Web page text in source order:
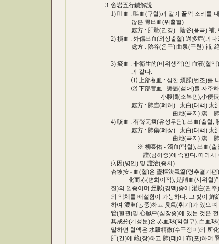
3. 舍岩五行鍼解說
1) 吐血 : 嘔血(구혈)과 같이 꿀꺽 소리를
않은 胃出血(위출혈)
處方 : 肝驚(간경) - 陰谷(음곡) 補, 中
2) 損血 : 外傷出血(외상출혈) 過多症(과다
處方 : 陰谷(음곡) 曲泉(곡천) 補, 絶骨(
3) 瘀血 : 非衛生的(비위생적)인 血液(혈액)
과 같다.
⑴ 上部蓄血 : 심한 煩躁(번조)를 나타
⑵ 下部蓄血 : 譫語(섬어)를 자주하고
小腹憫(소복민),小便長(소변장),
處方 : 肺虛(폐허) - 太白(태백) 太淵(
曲池(곡지) 瀉. - 肺正格
4) 咳血 : 有聲无痰(유성무담), 出血(출혈,
處方 : 肺傷(폐상) - 太白(태백) 太淵(
曲池(곡지) 瀉. - 肺正格
※ 柳泰佑 - 濁血(탁혈), 出血(출혈), 瘀
證(심허증)에 속한다. 따라서 心正
病因(병인) 및 證治(증치)
杏坡按 - 血(혈)은 靈樞決氣篇(령추결기편)
化而赤(변화이적), 是謂血(시위혈)”이
질)의 일종이며 經脈(경맥)중에 灌注(관주)
의 액체를 배설함이 가능하다. 그 빛이 鮮
하여 濃重(농중)하고 臭氣(취기)가 있으며
管(혈관)및 心臟中(심장중)에 있는 것은 전
其成分(기성분)은 赤血球(적혈구), 白血球(
말하면 혈액은 水穀精微(수곡정미)의 所化
肝(간)에 藏(장)하고 肺(폐)에 布(포)하며